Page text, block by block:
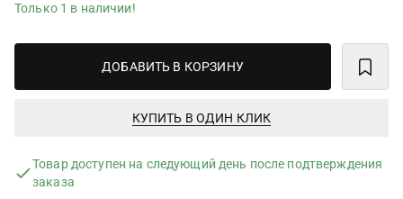
Только 1 в наличии!
ДОБАВИТЬ В КОРЗИНУ
КУПИТЬ В ОДИН КЛИК
Товар доступен на следующий день после подтверждения
заказа